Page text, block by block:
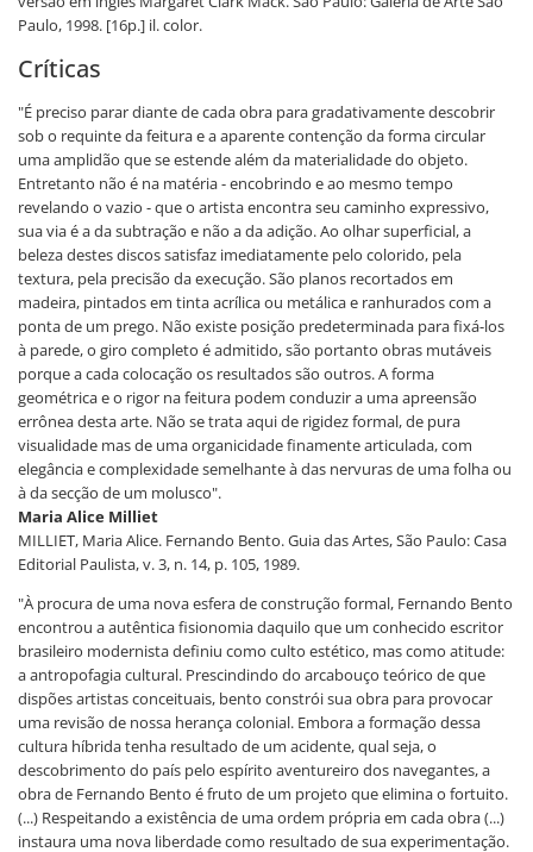
Paulo, 1998. [16p.] il. color.
Críticas
"É preciso parar diante de cada obra para gradativamente descobrir
sob o requinte da feitura e a aparente contenção da forma circular
uma amplidão que se estende além da materialidade do objeto.
Entretanto não é na matéria - encobrindo e ao mesmo tempo
revelando o vazio - que o artista encontra seu caminho expressivo,
sua via é a da subtração e não a da adição. Ao olhar superficial, a
beleza destes discos satisfaz imediatamente pelo colorido, pela
textura, pela precisão da execução. São planos recortados em
madeira, pintados em tinta acrílica ou metálica e ranhurados com a
ponta de um prego. Não existe posição predeterminada para fixá-los
à parede, o giro completo é admitido, são portanto obras mutáveis
porque a cada colocação os resultados são outros. A forma
geométrica e o rigor na feitura podem conduzir a uma apreensão
errônea desta arte. Não se trata aqui de rigidez formal, de pura
visualidade mas de uma organicidade finamente articulada, com
elegância e complexidade semelhante à das nervuras de uma folha ou
à da secção de um molusco".
Maria Alice Milliet
MILLIET, Maria Alice. Fernando Bento. Guia das Artes, São Paulo: Casa
Editorial Paulista, v. 3, n. 14, p. 105, 1989.
"À procura de uma nova esfera de construção formal, Fernando Bento
encontrou a autêntica fisionomia daquilo que um conhecido escritor
brasileiro modernista definiu como culto estético, mas como atitude:
a antropofagia cultural. Prescindindo do arcabouço teórico de que
dispões artistas conceituais, bento constrói sua obra para provocar
uma revisão de nossa herança colonial. Embora a formação dessa
cultura híbrida tenha resultado de um acidente, qual seja, o
descobrimento do país pelo espírito aventureiro dos navegantes, a
obra de Fernando Bento é fruto de um projeto que elimina o fortuito.
(...) Respeitando a existência de uma ordem própria em cada obra (...)
instaura uma nova liberdade como resultado de sua experimentação.